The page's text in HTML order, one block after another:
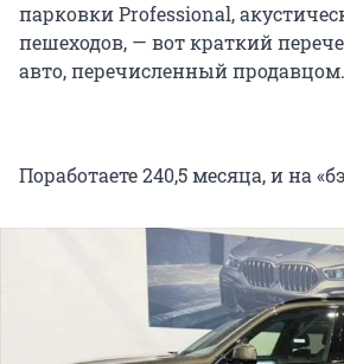
парковки Professional,
пешеходов, — вот краткий
авто, перечисленный продавцом.
Поработаете 240,5 месяца, и на